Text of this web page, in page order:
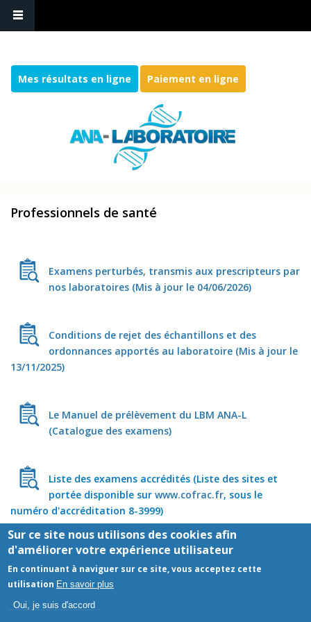
Mes résultats en ligne Paiement en ligne
Professionnels de santé
Examens perturbés, transmis aux prescripteurs par
nos laboratoires (Mis à jour le 04/06/2026)
Conditions de rejet des échantillons et des
ordonnances apportés au laboratoire (Mis à jour le
13/11/2025)
Le Manuel de prélèvement du LBM ANA-L
(Catalogue des examens)
Liste des examens accrédités (Liste des sites et
portée disponible sur www.cofrac.fr, sous le
numéro d'accréditation 8-3999)
Mentions légales- Le site Laboratoire d'analyses médicales a été
réalisé parwww.byen.site
Sur ce site nous utilisons des cookies afin
d'améliorer votre expérience utilisateur
En continuant à naviguer sur ce site, vous acceptez cette
utilisation En savoir plus
Oui, je suis d'accord